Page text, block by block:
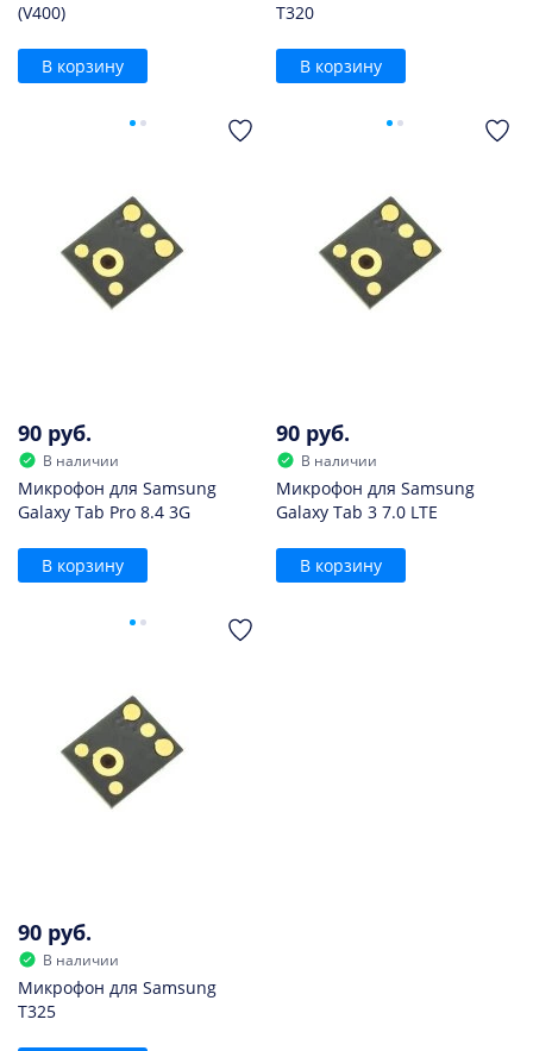
(V400)
В корзину
T320
В корзину
90 руб.
В наличии
Микрофон для Samsung
Galaxy Tab Pro 8.4 3G
В корзину
90 руб.
В наличии
Микрофон для Samsung
Galaxy Tab 3 7.0 LTE
В корзину
90 руб.
В наличии
Микрофон для Samsung
T325